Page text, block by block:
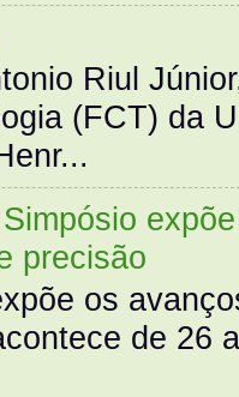
Riul
(FCT) da
precisão
os
de 26